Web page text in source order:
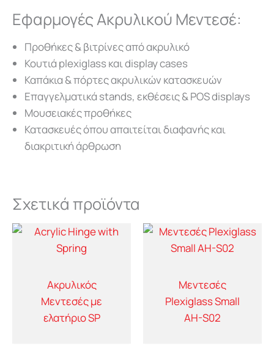
Εφαρμογές Ακρυλικού Mεντεσέ:
Προθήκες & βιτρίνες από ακρυλικό
Κουτιά plexiglass και display cases
Καπάκια & πόρτες ακρυλικών κατασκευών
Επαγγελματικά stands, εκθέσεις & POS displays
Μουσειακές προθήκες
Κατασκευές όπου απαιτείται διαφανής και
διακριτική άρθρωση
Σχετικά προϊόντα
Ακρυλικός
Μεντεσές με
ελατήριο SP
Μεντεσές
Plexiglass Small
AH-S02